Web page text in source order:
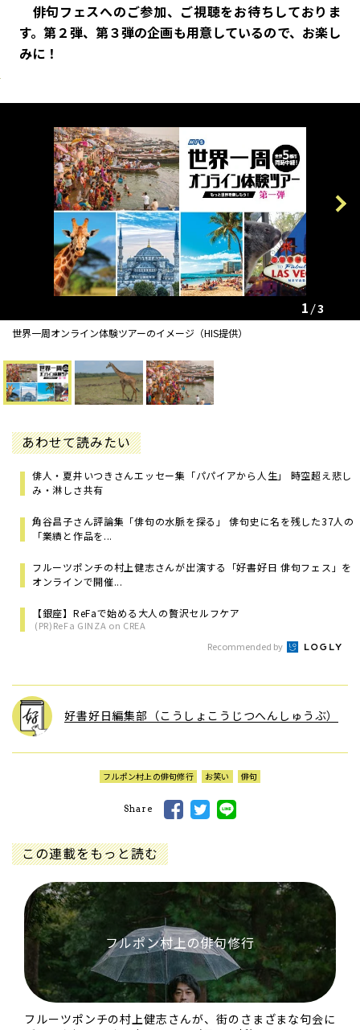
俳句フェスへのご参加、ご視聴をお待ちしておりま
す。第２弾、第３弾の企画も用意しているので、お楽し
みに！
Previous
世界一周オンライン体験ツアーのイメージ（HIS提供）
Next
1 3
あわせて読みたい
俳人・夏井いつきさんエッセー集「パパイアから人生」 時空超え悲し
み・淋しさ共有
角谷昌子さん評論集「俳句の水脈を探る」 俳句史に名を残した37人の
「業績と作品を...
フルーツポンチの村上健志さんが出演する「好書好日 俳句フェス」を
オンラインで開催...
【銀座】ReFaで始める大人の贅沢セルフケア
(PR)ReFa GINZA on CREA
Recommended by
好書好日編集部（こうしょこうじつへんしゅうぶ）
フルポン村上の俳句修行 お笑い 俳句
Share
この連載をもっと読む
フルポン村上の俳句修行
フルーツポンチの村上健志さんが、街のさまざまな句会に